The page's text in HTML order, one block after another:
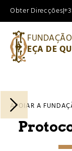
Obter Direcções
FUNDAÇÃO
EÇA DE
APOIAR A